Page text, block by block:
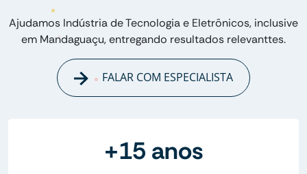
Ajudamos Indústria de Tecnologia e Eletrônicos, inclusive
em Mandaguaçu, entregando resultados relevanttes.
FALAR COM ESPECIALISTA
+15 anos